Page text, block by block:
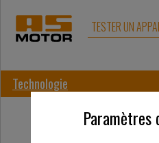
TESTER UN
Technologie
Paramètres